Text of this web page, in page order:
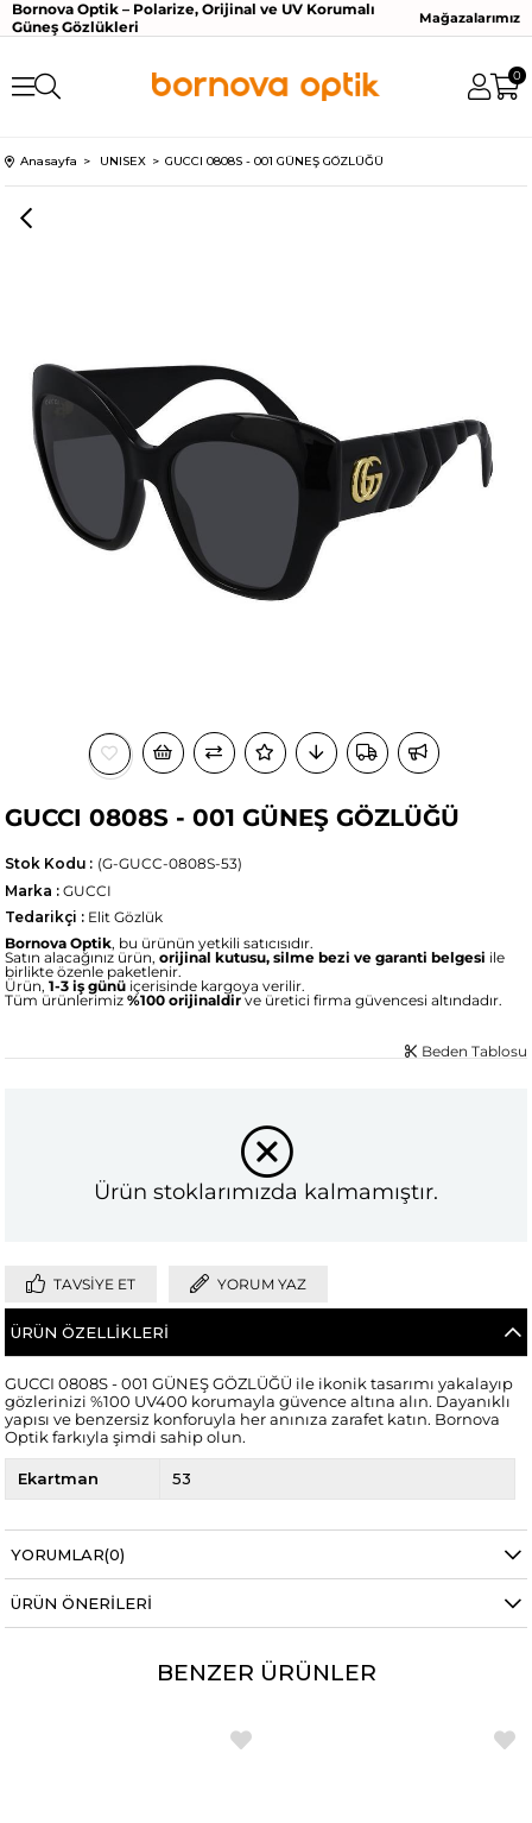
Bornova Optik – Polarize, Orijinal ve UV Korumalı
Güneş Gözlükleri
Mağazalarımız
0
Anasayfa UNISEX GUCCI 0808S - 001 GÜNEŞ GÖZLÜĞÜ
GUCCI 0808S - 001 GÜNEŞ GÖZLÜĞÜ
(G-GUCC-0808S-53)
Stok Kodu
Marka : GUCCI
Tedarikçi : Elit Gözlük
Bornova Optik, bu ürünün yetkili satıcısıdır.
Satın alacağınız ürün,orijinal kutusu, silme bezi ve garanti belgesi ile
birlikte özenle paketlenir.
Ürün,1-3 iş günü içerisinde kargoya verilir.
Tüm ürünlerimiz%100 orijinaldirve üretici firma güvencesi altındadır.
Beden Tablosu
Ürün stoklarımızda kalmamıştır.
TAVSIYE ET YORUM YAZ
ÜRÜN ÖZELLIKLERI
GUCCI 0808S - 001 GÜNEŞ GÖZLÜĞÜ ile ikonik tasarımı yakalayıp
gözlerinizi %100 UV400 korumayla güvence altına alın. Dayanıklı
yapısı ve benzersiz konforuyla her anınıza zarafet katın. Bornova
Optik farkıyla şimdi sahip olun.
Ekartman 53
YORUMLAR(0)
ÜRÜN ÖNERILERI
BENZER ÜRÜNLER